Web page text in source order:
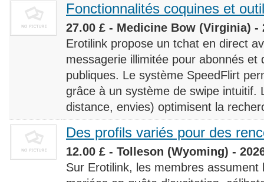
Fonctionnalités coquines et
27.00 £ - Medicine Bow (Virginia) -
Erotilink propose un tchat en direct
messagerie illimitée pour abonnés et
publiques. Le système SpeedFlirt
grâce à un système de swipe intuitif.
distance, envies) optimisent la
Des profils variés pour des
12.00 £ - Tolleson (Wyoming) -
Sur Erotilink, les membres